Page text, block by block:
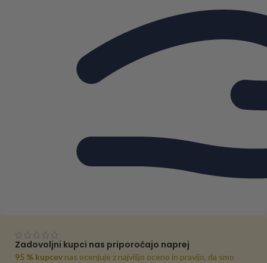
Zadovoljni kupci nas priporočajo naprej
95 % kupcev nas ocenjuje z najvišjo oceno in pravijo, da smo